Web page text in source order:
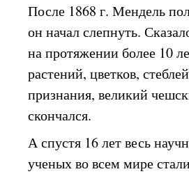
После 1868 г. Мендель
он начал слепнуть.
на протяжении более 10
растений, цветков,
признания, великий
скончался.
А спустя 16 лет весь
ученых во всем мире